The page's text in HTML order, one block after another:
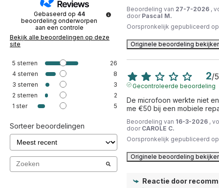
Gebaseerd op 44
beoordeling onderworpen
aan een controle
Bekijk alle beoordelingen op deze
site
5 sterren
26
4 sterren
8
3 sterren
3
2 sterren
2
1 ster 5
Sorteer beoordelingen
Beoordeling van 27-7-2026 ,
door Pascal M.
Oorspronkelijk gepubliceerd
Originele beoordeling
2/5
Gecontroleerde beoordeling
De microfoon werkte niet
me €50 bij een mobiele
Beoordeling van 16-3-2026 ,
door CAROLE C.
Oorspronkelijk gepubliceerd
Originele beoordeling
Reactie door